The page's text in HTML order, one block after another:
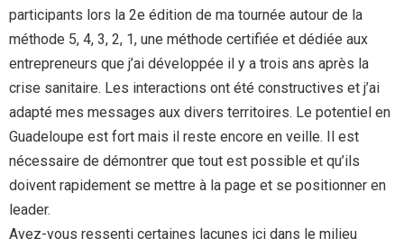
participants lors la 2e édition de ma tournée autour de la
méthode 5, 4, 3, 2, 1, une méthode certifiée et dédiée aux
entrepreneurs que j’ai développée il y a trois ans après la
crise sanitaire. Les interactions ont été constructives et j’ai
adapté mes messages aux divers territoires. Le potentiel en
Guadeloupe est fort mais il reste encore en veille. Il est
nécessaire de démontrer que tout est possible et qu’ils
doivent rapidement se mettre à la page et se positionner en
leader.
Avez-vous ressenti certaines lacunes ici dans le milieu